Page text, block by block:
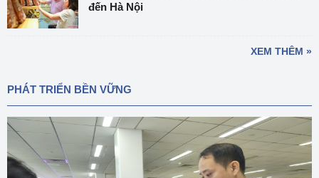
đến Hà Nội
XEM THÊM »
PHÁT TRIỂN BỀN VỮNG